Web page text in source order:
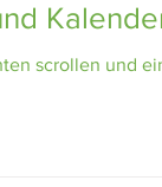
scrollen und